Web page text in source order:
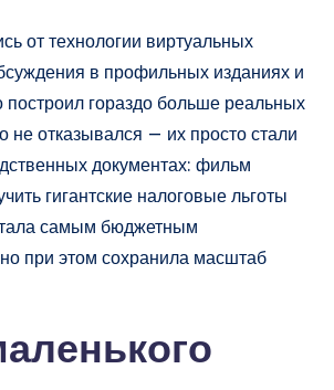
от технологии виртуальных
в профильных изданиях и
гораздо больше реальных
не отказывался — их просто стали
документах: фильм
гигантские налоговые льготы
самым бюджетным
при этом сохранила масштаб